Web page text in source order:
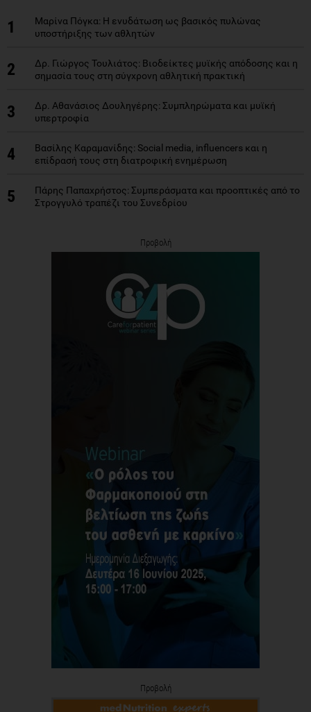
1
Μαρίνα Πόγκα: Η ενυδάτωση ως βασικός πυλώνας
υποστήριξης των αθλητών
2
Δρ. Γιώργος Τουλιάτος: Βιοδείκτες μυϊκής απόδοσης και η
σημασία τους στη σύγχρονη αθλητική πρακτική
3
Δρ. Αθανάσιος Δουληγέρης: Συμπληρώματα και μυϊκή
υπερτροφία
4
Βασίλης Καραμανίδης: Social media, influencers και η
επίδρασή τους στη διατροφική ενημέρωση
5
Πάρης Παπαχρήστος: Συμπεράσματα και προοπτικές από το
Στρογγυλό τραπέζι του Συνεδρίου
Προβολή
Προβολή